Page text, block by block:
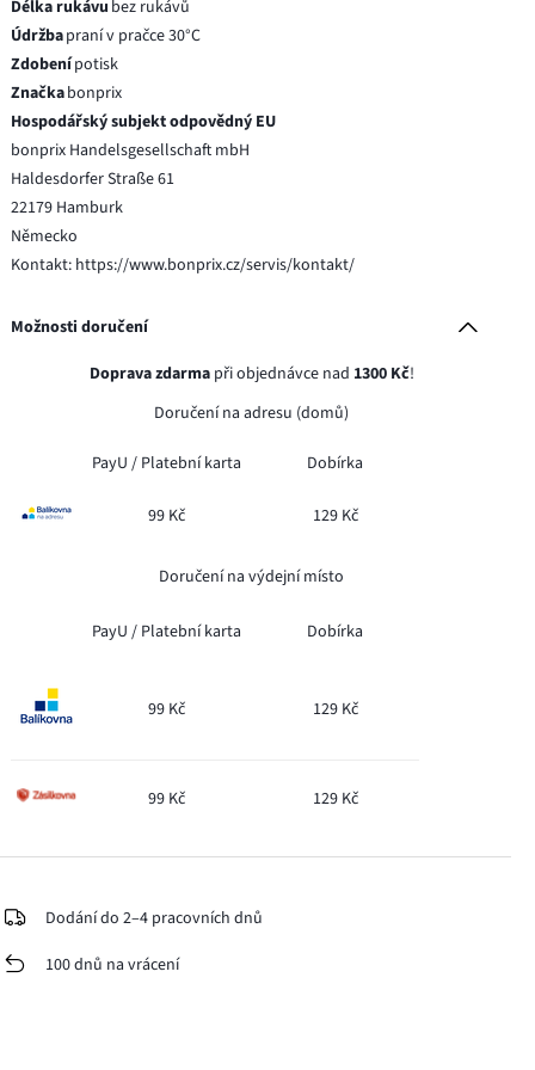
Délka rukávu bez rukávů
Údržbapraní v pračce 30°C
Zdobenípotisk
Značkabonprix
Hospodářský subjekt odpovědný EU
bonprix Handelsgesellschaft mbH
Haldesdorfer Straße 61
22179 Hamburk
Německo
Kontakt: https://www.bonprix.cz/servis/kontakt/
Možnosti doručení
Doprava zdarmapři objednávce nad 1300 Kč!
Doručení na adresu (domů)
PayU / Platební karta Dobírka
99 Kč 129 Kč
Doručení na výdejní místo
PayU / Platební karta Dobírka
99 Kč 129 Kč
99 Kč 129 Kč
Dodání do 2–4 pracovních dnů
100 dnů na vrácení